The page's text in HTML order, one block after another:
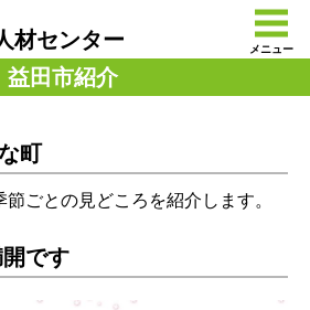
材センター メニュー
益田市紹介
町
ごとの見どころを紹介します。
です